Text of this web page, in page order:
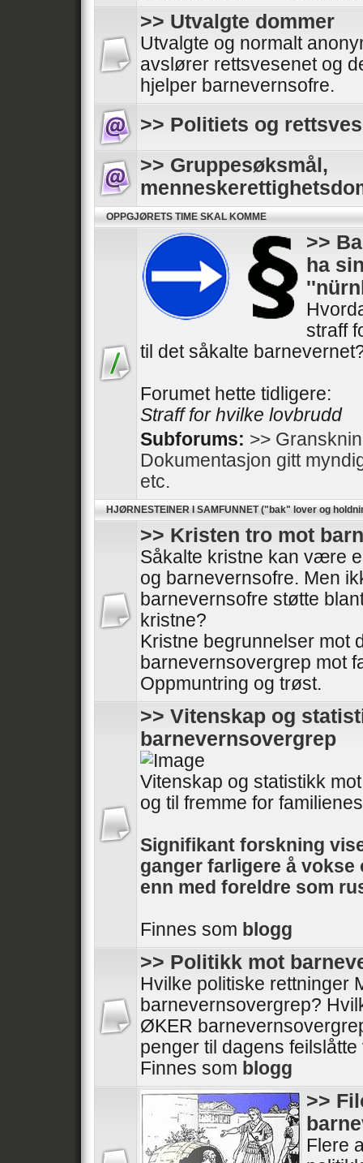
>> Utvalgte dommer
Utvalgte og normalt
avslører rettsvesenet og
hjelper barnevernsofre.
>> Politiets og
>> Gruppesøksmål,
OPPGJØRETS TIME SKAL KOMME
>>
ha
straff
til det såkalte
Forumet hette tidligere:
Straff for hvilke lovbrudd
Subforums: >>
Dokumentasjon gitt
etc.
HJØRNESTEINER I SAMFUNNET ("bak" lover og
>> Kristen tro mot
Såkalte kristne kan være
og barnevernsofre. Men
barnevernsofre støtte
kristne?
Kristne begrunnelser mot
barnevernsovergrep mot
Oppmuntring og trøst.
>> Vitenskap og
barnevernsovergrep
Vitenskap og statistikk
og til fremme for
Signifikant forskning
ganger farligere å vokse
enn med foreldre som
Finnes som blogg
>> Politikk mot
Hvilke politiske rettninger
barnevernsovergrep?
ØKER
penger til dagens
Finnes som blogg
>>
Flere